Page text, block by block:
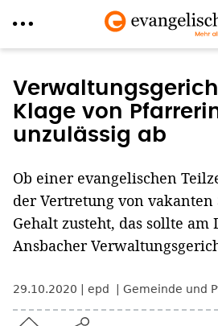
zum
Inhalt
Klage von
unzulässig ab
Ob einer evangelischen
der Vertretung von
Gehalt zusteht, das sollte am
Ansbacher
29.10.2020 epd Gemeinde und